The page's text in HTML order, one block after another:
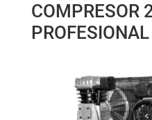
COMPRESOR